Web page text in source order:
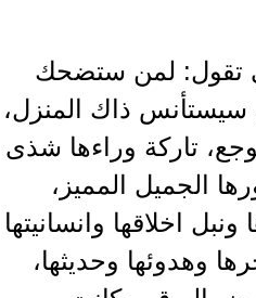
تقول: لمن ستضحك
ذاك المنزل،
تاركة وراءها شذى
الجميل المميز،
اخلاقها وانسانيتها
وهدوئها وحديثها،